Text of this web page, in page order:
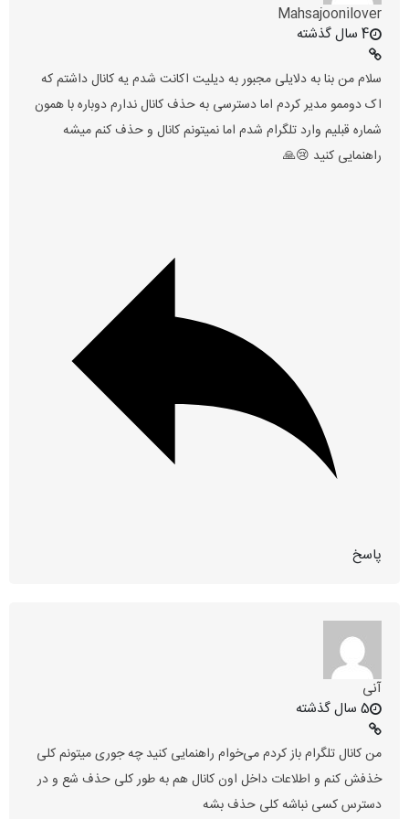
Mahsajoonilover
4 سال گذشته
سلام من بنا به دلایلی مجبور به دیلیت اکانت شدم یه کانال داشتم که
اک دوممو مدیر کردم اما دسترسی به حذف کانال ندارم دوباره با همون
شماره قبلیم وارد تلگرام شدم اما نمیتونم کانال و حذف کنم میشه
راهنمایی کنید 😢🙏
پاسخ
آنی
5 سال گذشته
من کانال تلگرام باز کردم می‌خوام راهنمایی کنید چه جوری میتونم کلی
خذفش کنم و اطلاعات داخل اون کانال هم به طور کلی حذف شع و در
دسترس کسی نباشه کلی حذف بشه